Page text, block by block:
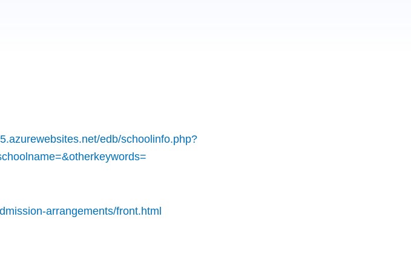
edb/schoolinfo.php?
arrangements/front.html